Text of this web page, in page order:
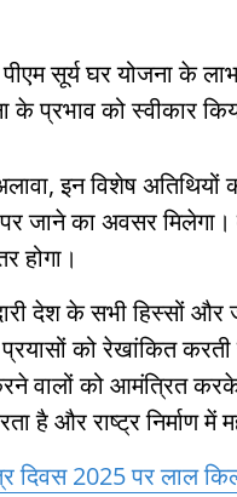
सूर्य घर योजना के
प्रभाव को स्वीकार
इन विशेष अतिथियों
जाने का अवसर मिलेगा।
होगा।
देश के सभी हिस्सों और
को रेखांकित
वालों को आमंत्रित
है और राष्ट्र निर्माण में
दिवस 2025 पर लाल